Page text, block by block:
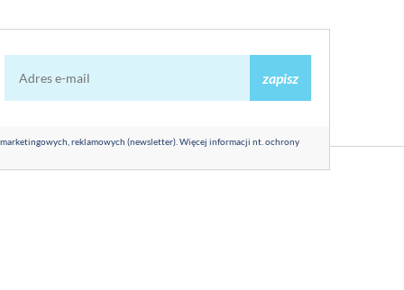
zapisz
reklamowych (newsletter). Więcej informacji nt. ochrony